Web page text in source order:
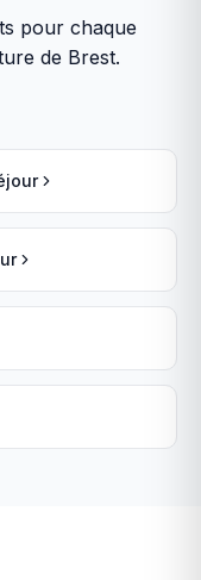
pour chaque
de Brest.